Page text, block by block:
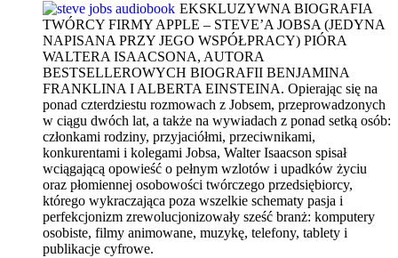
EKSKLUZYWNA BIOGRAFIA
TWÓRCY FIRMY APPLE – STEVE’A JOBSA (JEDYNA
NAPISANA PRZY JEGO WSPÓŁPRACY) PIÓRA
WALTERA ISAACSONA, AUTORA
BESTSELLEROWYCH BIOGRAFII BENJAMINA
FRANKLINA I ALBERTA EINSTEINA. Opierając się na
ponad czterdziestu rozmowach z Jobsem, przeprowadzonych
w ciągu dwóch lat, a także na wywiadach z ponad setką osób:
członkami rodziny, przyjaciółmi, przeciwnikami,
konkurentami i kolegami Jobsa, Walter Isaacson spisał
wciągającą opowieść o pełnym wzlotów i upadków życiu
oraz płomiennej osobowości twórczego przedsiębiorcy,
którego wykraczająca poza wszelkie schematy pasja i
perfekcjonizm zrewolucjonizowały sześć branż: komputery
osobiste, filmy animowane, muzykę, telefony, tablety i
publikacje cyfrowe.